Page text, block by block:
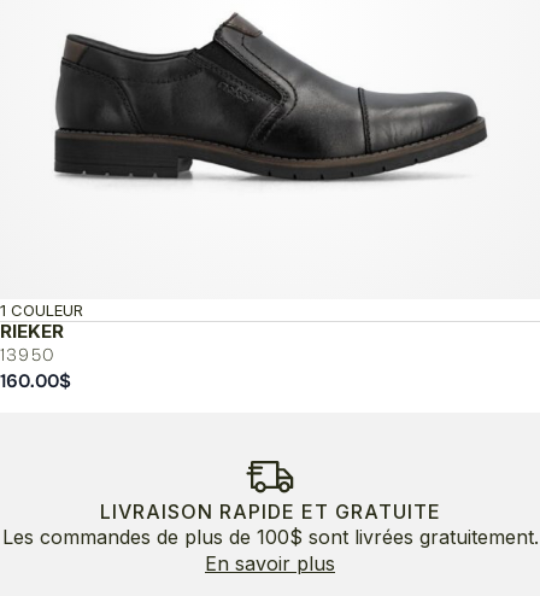
RIEKER
13950
1 COULEUR
160.00$
LIVRAISON RAPIDE ET GRATUITE
Les commandes de plus de 100$ sont livrées gratuitement.
En savoir plus